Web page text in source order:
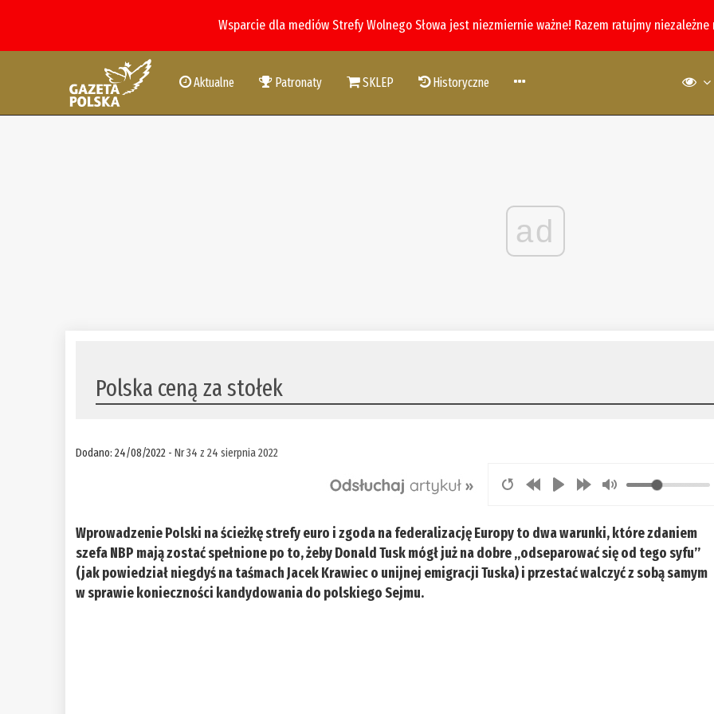
Wsparcie dla mediów Strefy Wolnego Słowa jest niezmiernie ważne! Razem ratujmy
Aktualne Patronaty SKLEP Historyczne
ad
Polska ceną za stołek
Dodano: 24/08/2022 -Nr 34 z 24 sierpnia 2022
Wprowadzenie Polski na ścieżkę strefy euro i zgoda na federalizację Europy to dwa warunki, które zdaniem
szefa NBP mają zostać spełnione po to, żeby Donald Tusk mógł już na dobre „odseparować się od tego syfu”
(jak powiedział niegdyś na taśmach Jacek Krawiec o unijnej emigracji Tuska) i przestać walczyć z sobą samym
w sprawie konieczności kandydowania do polskiego Sejmu.